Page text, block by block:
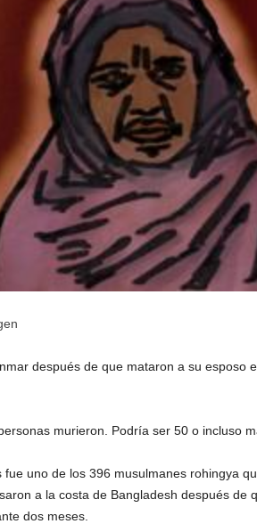
después de que mataron a su esposo
murieron. Podría ser 50 o incluso
uno de los 396 musulmanes rohingya
a la costa de Bangladesh después de
dos meses.